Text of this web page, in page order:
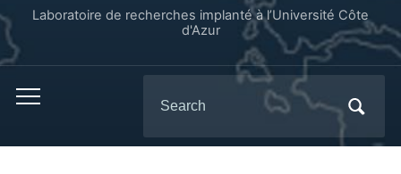
Laboratoire de recherches implanté à l’Université Côte
d'Azur
for: